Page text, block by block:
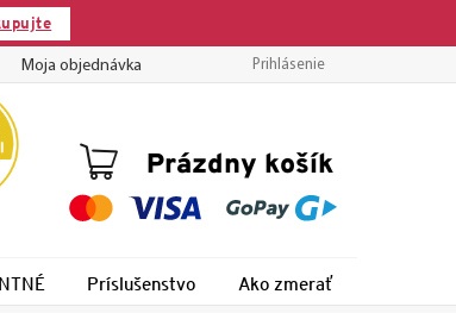
Moja objednávka Prihlásenie
Nákupný
Prázdny košík
Príslušenstvo Ako zmerať